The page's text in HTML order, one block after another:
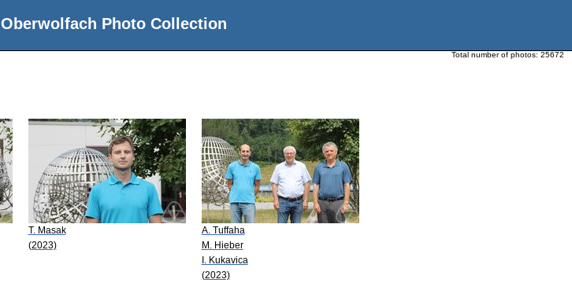
Oberwolfach Photo Collection
Total number of photos: 25672
T. Masak
(2023)
A. Tuffaha
M. Hieber
I. Kukavica
(2023)